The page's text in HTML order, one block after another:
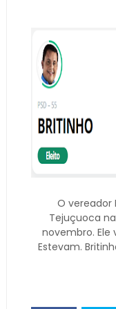
O vereador
Tejuçuoca
novembro.
Estevam.